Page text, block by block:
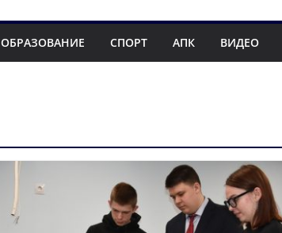
ОБРАЗОВАНИЕ СПОРТ АПК ВИДЕО